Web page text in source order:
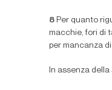
8 Per quanto
macchie, fori di
per mancanza
In assenza